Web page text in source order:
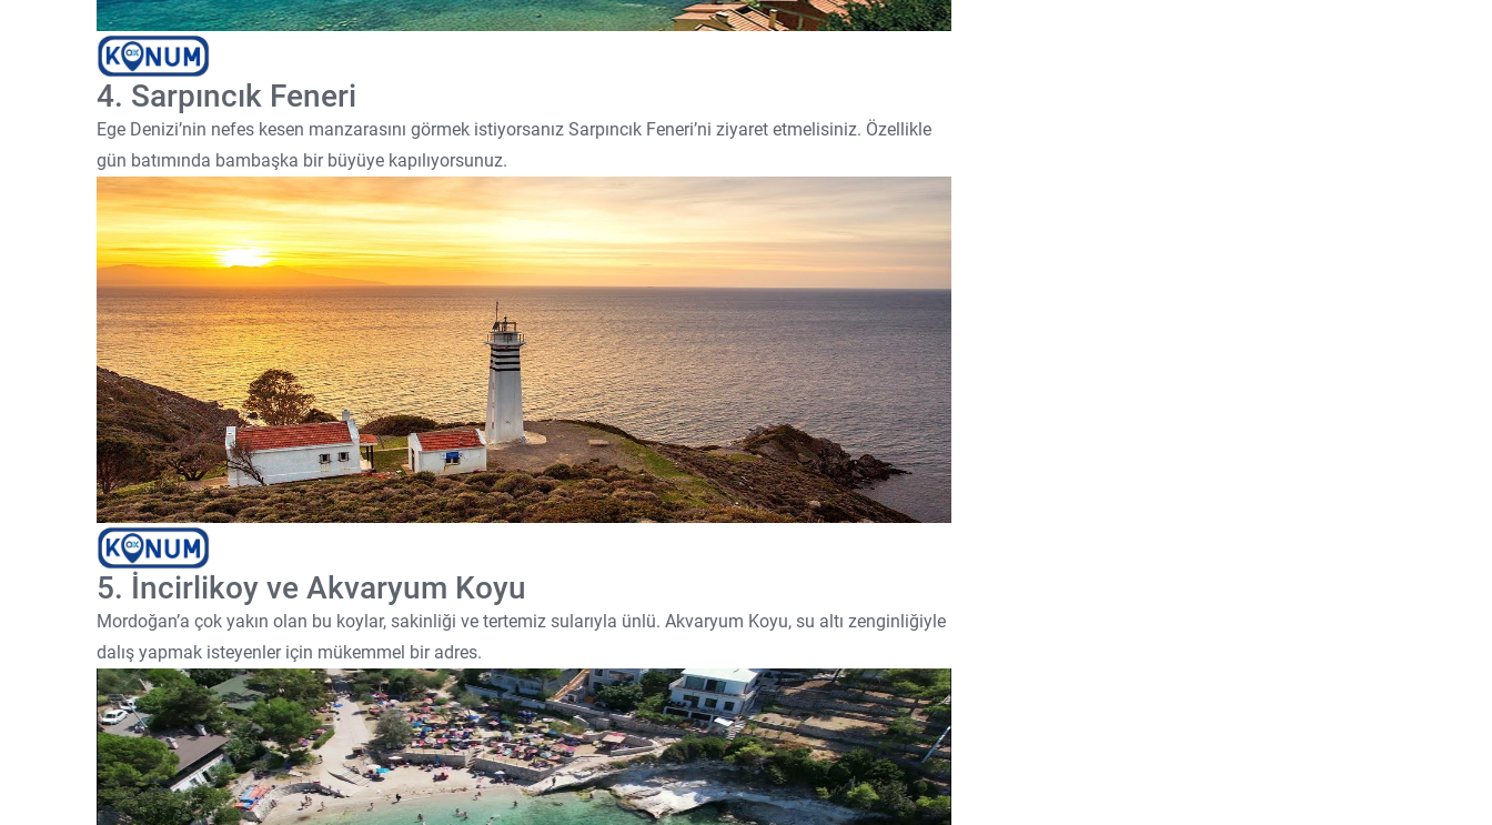
4. Sarpıncık Feneri
Ege Denizi’nin nefes kesen manzarasını görmek istiyorsanız Sarpıncık Feneri’ni ziyaret etmelisiniz. Özellikle
gün batımında bambaşka bir büyüye kapılıyorsunuz.
5. İncirlikoy ve Akvaryum Koyu
Mordoğan’a çok yakın olan bu koylar, sakinliği ve tertemiz sularıyla ünlü. Akvaryum Koyu, su altı zenginliğiyle
dalış yapmak isteyenler için mükemmel bir adres.